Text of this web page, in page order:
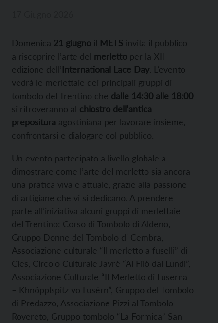
Domenica 21 giugno il METS invita il pubblico
a riscoprire l’arte del merletto per la XII
edizione dell’International Lace Day. L’evento
vedrà le merlettaie dei principali gruppi di
tombolo del Trentino che dalle 14:30 alle 18:00
si ritroveranno al chiostro dell’antica
prepositura agostiniana per lavorare insieme,
confrontarsi e dialogare col pubblico.
Un evento partecipato a livello globale a
dimostrare come l’arte del merletto sia ancora
una pratica viva e attuale, grazie alla passione
di artigiane che vi si dedicano. A prendere
parte all’iniziativa alcuni gruppi di merlettaie
del Trentino: Corso di Tombolo di Aldeno,
Gruppo Donne del Tombolo di Cembra,
Associazione culturale “Il merletto a fuselli” di
Cles, Circolo Culturale Javrè “Al Filò dal Lundì”,
Associazione Culturale “Il Merletto di Luserna
– Khnöpplspitz vo Lusérn”, Gruppo del Tombolo
di Predazzo, Associazione Pizzi al Tombolo
Rovereto, Gruppo tombolo “La Formica” San